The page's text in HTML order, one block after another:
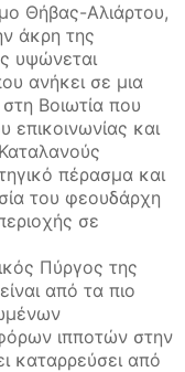
Θήβας-Αλιάρτου,
άκρη της
υψώνεται
ανήκει σε μια
Βοιωτία που
επικοινωνίας και
πέρασμα και
του φεουδάρχη
σε
Πύργος της
από τα πιο
ιπποτών στην
καταρρεύσει από